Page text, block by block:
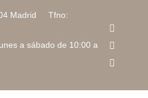
Madrid Tfno:
a sábado de 10:00 a